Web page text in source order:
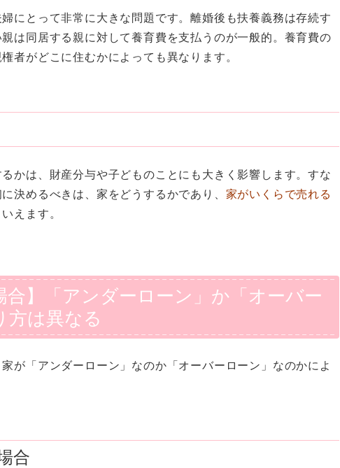
にとって非常に大きな問題です。離婚後も扶養義務は存続す
は同居する親に対して養育費を支払うのが一般的。養育費の
者がどこに住むかによっても異なります。
かは、財産分与や子どものことにも大きく影響します。すな
決めるべきは、家をどうするかであり、 家がいくらで売れる
えます。
合】「アンダーローン」か「オーバー
方は異なる
が「アンダーローン」なのか「オーバーローン」なのかによ
合